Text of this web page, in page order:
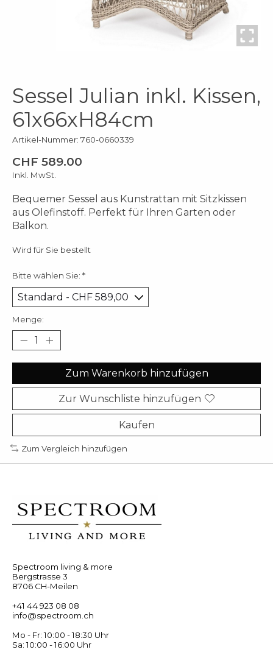
Sessel Julian inkl. Kissen,
61x66xH84cm
Artikel-Nummer: 760-0660339
CHF 589.00
Inkl. MwSt.
Bequemer Sessel aus Kunstrattan mit Sitzkissen
aus Olefinstoff. Perfekt für Ihren Garten oder
Balkon.
Wird für Sie bestellt
Bitte wählen Sie: *
Menge:
Zum Warenkorb hinzufügen
Zur Wunschliste hinzufügen
Kaufen
Zum Vergleich hinzufügen
Spectroom living & more
Bergstrasse 3
8706 CH-Meilen
+41 44 923 08 08
info@spectroom.ch
Mo - Fr: 10:00 - 18:30 Uhr
Sa: 10:00 - 16:00 Uhr